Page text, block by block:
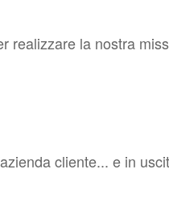
realizzare la nostra
cliente... e in